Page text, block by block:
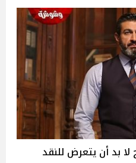
بد أن يتعرض للنقد